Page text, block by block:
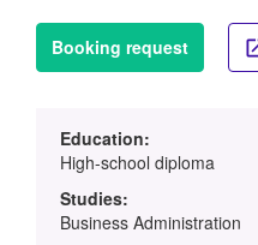
Booking request
Education:
High-school diploma
Studies:
Business Administration